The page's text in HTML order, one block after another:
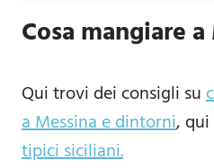
Cosa mangiare
Qui trovi dei consigli su
a Messina e dintorni,
tipici siciliani.